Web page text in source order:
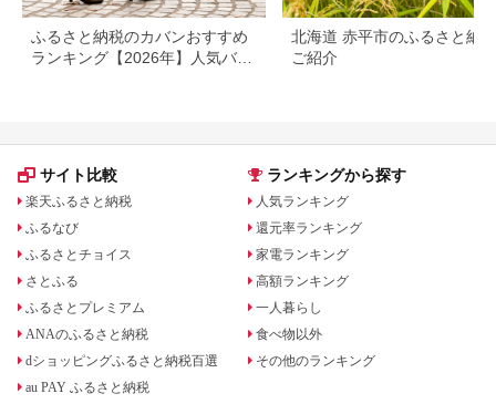
ふるさと納税のカバンおすすめ
ランキング【2026年】人気バッ
北海道 赤平市のふるさと納
ご紹介
サイト比較
楽天ふるさと納税
ふるなび
ふるさとチョイス
さとふる
ふるさとプレミアム
ANAのふるさと納税
dショッピングふるさと納税百選
au PAY ふるさと納税
ランキングから探す
人気ランキング
還元率ランキング
家電ランキング
高額ランキング
一人暮らし
食べ物以外
その他のランキング